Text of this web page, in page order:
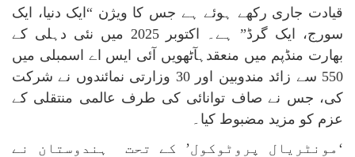
قیادت جاری رکھے ہوئے ہے جس کا ویژن “ایک دنیا، ایک
سورج، ایک گرڈ” ہے۔ اکتوبر 2025 میں نئی دہلی کے
بھارت منڈپم میں منعقدہآٹھویں آئی ایس اے اسمبلی میں
550 سے زائد مندوبین اور 30 وزارتی نمائندوں نے شرکت
کی، جس نے صاف توانائی کی طرف عالمی منتقلی کے
عزم کو مزید مضبوط کیا۔
‘مونٹریال پروٹوکول’ کے تحت ہندوستان نے